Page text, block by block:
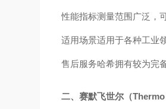
性能指标测量范围广泛，
适用场景适用于各种工业
售后服务哈希拥有较为完
二、赛默飞世尔（Thermo